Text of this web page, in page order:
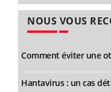
NOUS VOUS
Comment éviter une
Hantavirus : un cas